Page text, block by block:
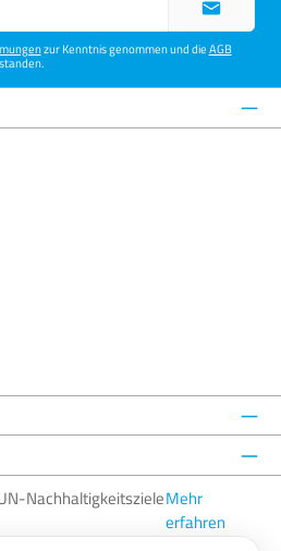
zur Kenntnis genommen und dieAGB
NachhaltigkeitszieleMehr
erfahren